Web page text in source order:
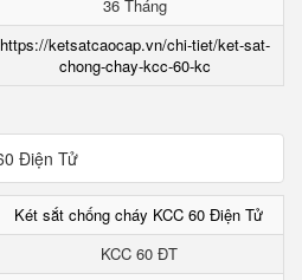
36 Tháng
https://ketsatcaocap.vn/chi-tiet/ket-sat-
chong-chay-kcc-60-kc
Két sắt chống cháy KCC 60 Điện Tử
KCC 60 ĐT